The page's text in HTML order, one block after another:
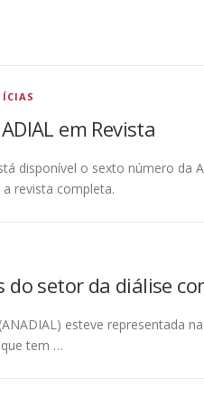
em Revista
disponível o sexto número da
a revista completa.
do setor da diálise
esteve representada
tem …